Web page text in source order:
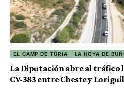
EL CAMP DE TÚRIA LA HOYA DE
La Diputación abre al tráfico
CV-383 entre Cheste y